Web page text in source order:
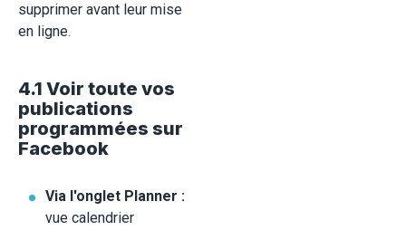
supprimer avant leur mise
en ligne.
4.1 Voir toute vos
publications
programmées sur
Facebook
Via l'onglet Planner :
vue calendrier